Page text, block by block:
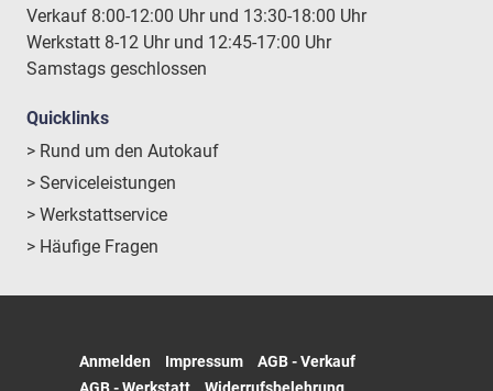
Verkauf 8:00-12:00 Uhr und 13:30-18:00 Uhr
Werkstatt 8-12 Uhr und 12:45-17:00 Uhr
Samstags geschlossen
Quicklinks
> Rund um den Autokauf
> Serviceleistungen
> Werkstattservice
> Häufige Fragen
Anmelden Impressum
AGB - Verkauf